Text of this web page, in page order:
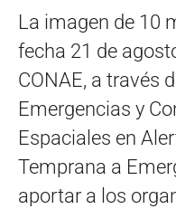
La imagen de 10
fecha 21 de
CONAE, a través
Emergencias y
Espaciales en
Temprana a
aportar a los